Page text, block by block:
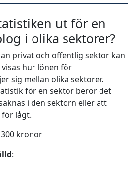
ut för en
i olika sektorer?
privat och offentlig sektor kan
hur lönen för
sig mellan olika sektorer.
för en sektor beror det
i den sektorn eller att
lågt.
kronor
: